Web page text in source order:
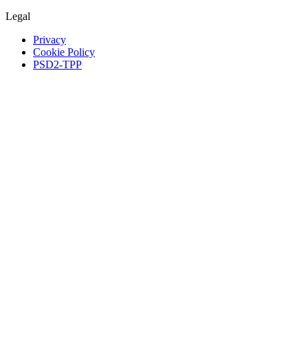
Legal
Privacy
Cookie Policy
PSD2-TPP